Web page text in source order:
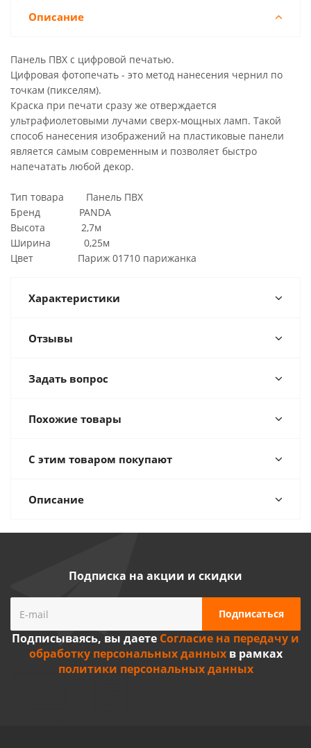
Описание
Панель ПВХ с цифровой печатью.
Цифровая фотопечать - это метод нанесения чернил по
точкам (пикселям).
Краска при печати сразу же отверждается
ультрафиолетовыми лучами сверх-мощных ламп. Такой
способ нанесения изображений на пластиковые панели
является самым современным и позволяет быстро
напечатать любой декор.
Тип товара Панель ПВХ
Бренд PANDA
Высота 2,7м
Ширина 0,25м
Цвет Париж 01710 парижанка
Характеристики
Отзывы
Задать вопрос
Похожие товары
С этим товаром покупают
Описание
Подписка на акции и скидки
Подписываясь, вы даете Согласие на передачу и
обработку персональных данныхв рамках
политики персональных данных